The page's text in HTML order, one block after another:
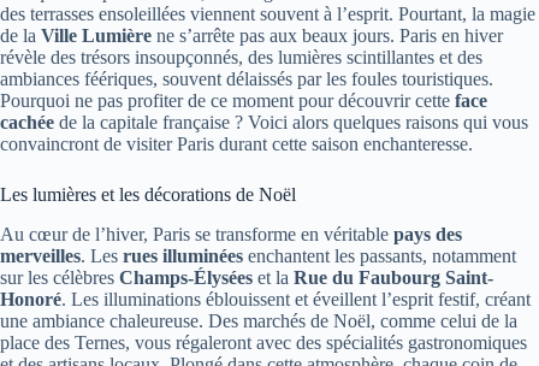
des terrasses ensoleillées viennent souvent à l’esprit. Pourtant, la magie
de la Ville Lumière ne s’arrête pas aux beaux jours. Paris en hiver
révèle des trésors insoupçonnés, des lumières scintillantes et des
ambiances féériques, souvent délaissés par les foules touristiques.
Pourquoi ne pas profiter de ce moment pour découvrir cette face
cachée de la capitale française ? Voici alors quelques raisons qui vous
convaincront de visiter Paris durant cette saison enchanteresse.
Les lumières et les décorations de Noël
Au cœur de l’hiver, Paris se transforme en véritable pays des
merveilles. Les rues illuminées enchantent les passants, notamment
sur les célèbres Champs-Élysées et la Rue du Faubourg Saint-
Honoré. Les illuminations éblouissent et éveillent l’esprit festif, créant
une ambiance chaleureuse. Des marchés de Noël, comme celui de la
place des Ternes, vous régaleront avec des spécialités gastronomiques